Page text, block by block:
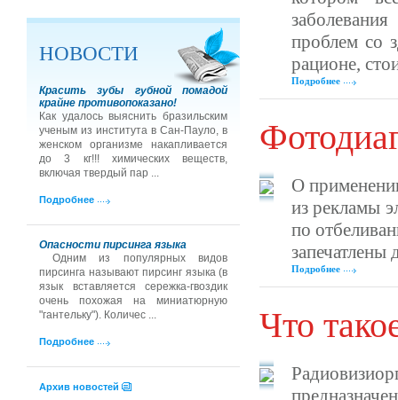
НОВОСТИ
Красить зубы губной помадой
крайне противопоказано!
Как удалось выяснить бразильским
ученым из института в Сан-Пауло, в
женском организме накапливается
до 3 кг!!! химических веществ,
включая твердый пар ...
Подробнее
Опасности пирсинга языка
Одним из популярных видов
пирсинга называют пирсинг языка (в
язык вставляется сережка-гвоздик
очень похожая на миниатюрную
"гантельку"). Количес ...
Подробнее
Архив новостей
проблем со
рационе,
Подробнее
О
из рекламы
по
Подробнее
Что